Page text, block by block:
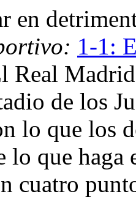
en
1-1:
Real
de los
lo que los
lo que
cuatro